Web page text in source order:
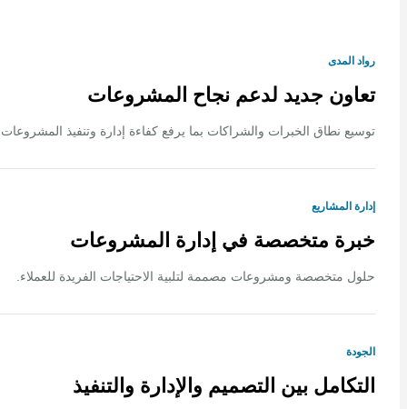
جديد لدعم نجاح المشروعات
نطاق الخبرات والشراكات بما يرفع كفاءة إدارة وتنفيذ المشروعات.
المشاريع
متخصصة في إدارة المشروعات
متخصصة ومشروعات مصممة لتلبية الاحتياجات الفريدة للعملاء.
بين التصميم والإدارة والتنفيذ